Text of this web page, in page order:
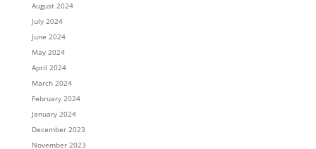
August 2024
July 2024
June 2024
May 2024
April 2024
March 2024
February 2024
January 2024
December 2023
November 2023